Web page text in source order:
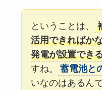
ということは、
活用できればか
発電が設置でき
すね。
蓄電池と
いなのはあるん